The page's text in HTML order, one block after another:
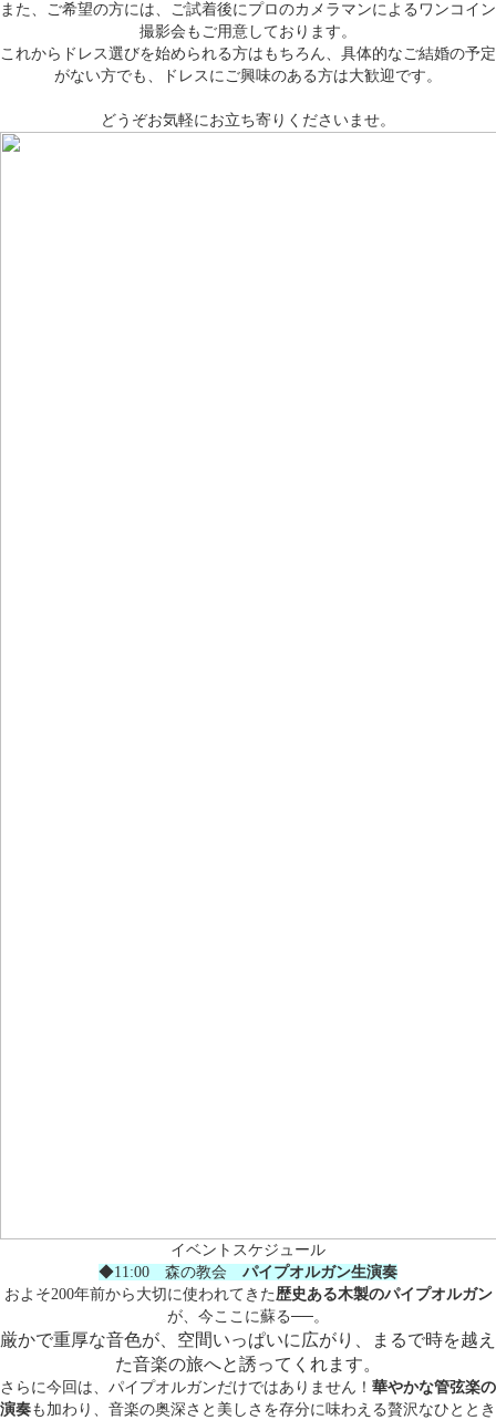
また、ご希望の方には、ご試着後にプロのカメラマンによるワンコイン
撮影会もご用意しております。
これからドレス選びを始められる方はもちろん、具体的なご結婚の予定
がない方でも、ドレスにご興味のある方は大歓迎です。
どうぞお気軽にお立ち寄りくださいませ。
イベントスケジュール
◆11:00 森の教会 パイプオルガン生演奏
およそ200年前から大切に使われてきた歴史ある木製のパイプオルガン
が、今ここに蘇る──。
厳かで重厚な音色が、空間いっぱいに広がり、まるで時を越え
た音楽の旅へと誘ってくれます。
さらに今回は、パイプオルガンだけではありません！ 華やかな管弦楽の
演奏も加わり、音楽の奥深さと美しさを存分に味わえる贅沢なひととき